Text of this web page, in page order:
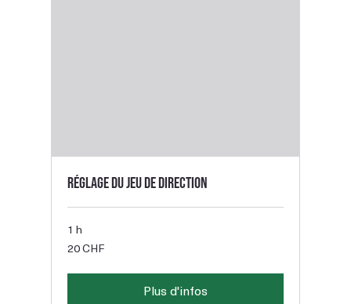
Réglage du jeu de direction
1 h
francs
20 CHF
Plus d'infos